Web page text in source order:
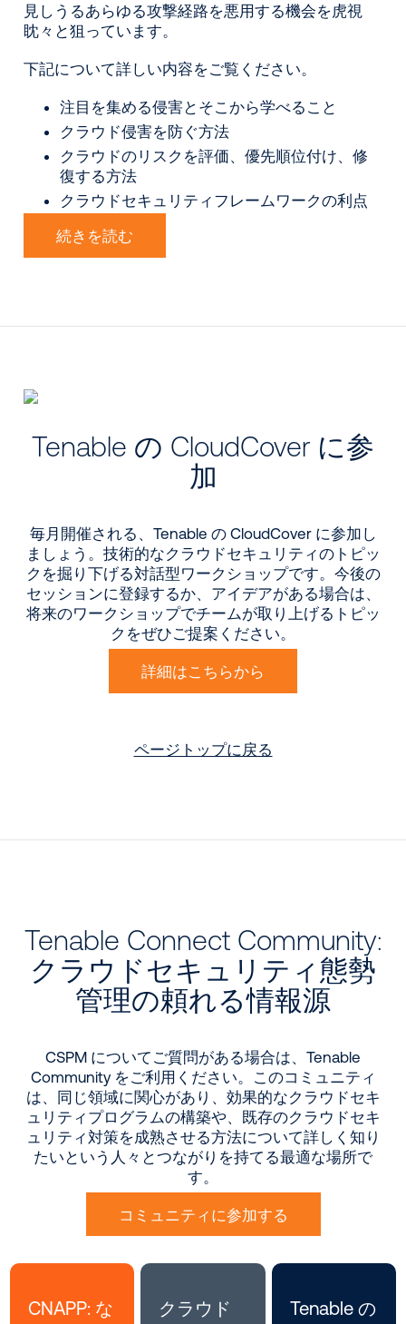
見しうるあらゆる攻撃経路を悪用する機会を虎視
眈々と狙っています。
下記について詳しい内容をご覧ください。
注目を集める侵害とそこから学べること
クラウド侵害を防ぐ方法
クラウドのリスクを評価、優先順位付け、修
復する方法
クラウドセキュリティフレームワークの利点
続きを読む
Tenable の CloudCover に参
加
毎月開催される、Tenable の CloudCover に参加し
ましょう。技術的なクラウドセキュリティのトピッ
クを掘り下げる対話型ワークショップです。今後の
セッションに登録するか、アイデアがある場合は、
将来のワークショップでチームが取り上げるトピッ
クをぜひご提案ください。
詳細はこちらから
ページトップに戻る
Tenable Connect Community:
クラウドセキュリティ態勢
管理の頼れる情報源
CSPM についてご質問がある場合は、Tenable
Community をご利用ください。このコミュニティ
は、同じ領域に関心があり、効果的なクラウドセキ
ュリティプログラムの構築や、既存のクラウドセキ
ュリティ対策を成熟させる方法について詳しく知り
たいという人々とつながりを持てる最適な場所で
す。
コミュニティに参加する
CNAPP: な
クラウド
Tenable の